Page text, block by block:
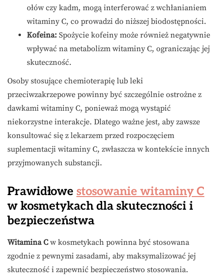
ołów czy kadm, mogą interferować z wchłanianiem
witaminy C, co prowadzi do niższej biodostępności.
Kofeina: Spożycie kofeiny może również negatywnie
wpływać na metabolizm witaminy C, ograniczając jej
skuteczność.
Osoby stosujące chemioterapię lub leki
przeciwzakrzepowe powinny być szczególnie ostrożne z
dawkami witaminy C, ponieważ mogą wystąpić
niekorzystne interakcje. Dlatego ważne jest, aby zawsze
konsultować się z lekarzem przed rozpoczęciem
suplementacji witaminy C, zwłaszcza w kontekście innych
przyjmowanych substancji.
Prawidłowe stosowanie witaminy C
w kosmetykach dla skuteczności i
bezpieczeństwa
Witamina C w kosmetykach powinna być stosowana
zgodnie z pewnymi zasadami, aby maksymalizować jej
skuteczność i zapewnić bezpieczeństwo stosowania.